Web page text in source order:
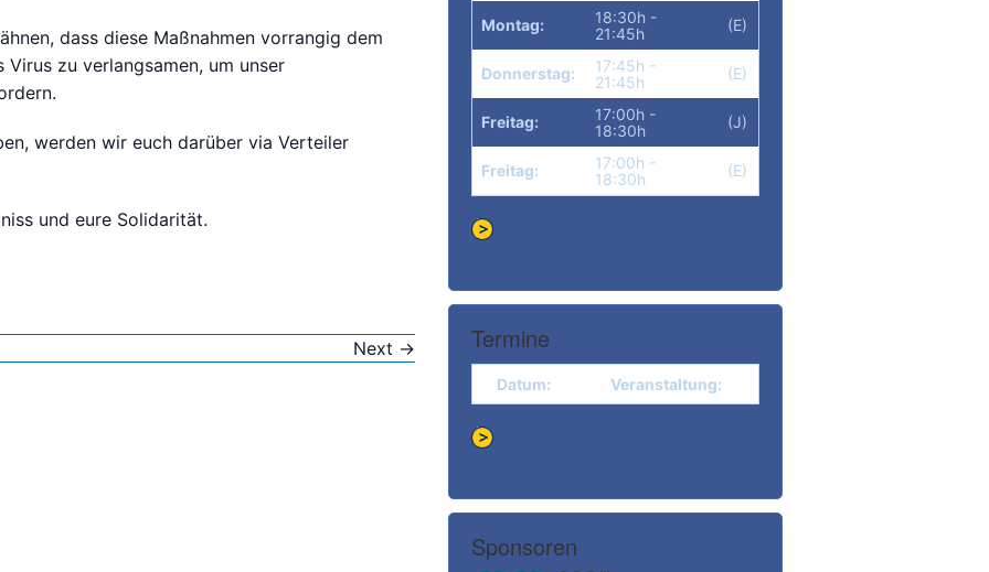
dass diese Maßnahmen vorrangig dem
zu verlangsamen, um unser
werden wir euch darüber via Verteiler
und eure Solidarität.
Next →
Montag:
18:30h -
21:45h
(E)
Donnerstag:
17:45h -
21:45h
(E)
Freitag:
17:00h -
18:30h
(J)
Freitag:
17:00h -
18:30h
(E)
Termine
Datum: Veranstaltung:
Sponsoren